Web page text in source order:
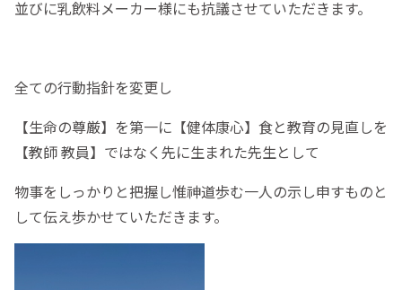
並びに乳飲料メーカー様にも抗議させていただきます。
全ての行動指針を変更し
【生命の尊厳】を第一に【健体康心】食と教育の見直しを
【教師 教員】ではなく先に生まれた先生として
物事をしっかりと把握し惟神道歩む一人の示し申すものと
して伝え歩かせていただきます。